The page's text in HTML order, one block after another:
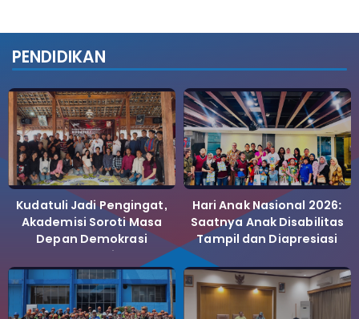
PENDIDIKAN
Kudatuli Jadi Pengingat,
Akademisi Soroti Masa
Depan Demokrasi
Indonesia
Hari Anak Nasional 2026:
Saatnya Anak Disabilitas
Tampil dan Diapresiasi